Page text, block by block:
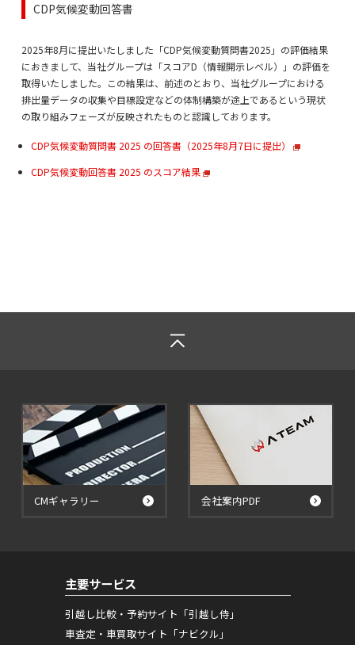
CDP気候変動回答書
2025年8月に提出いたしました「CDP気候変動質問書2025」の評価結果
におきまして、当社グループは「スコアD（情報開示レベル）」の評価を
取得いたしました。この結果は、前述のとおり、当社グループにおける
排出量データの収集や目標設定などの体制構築が途上であるという現状
の取り組みフェーズが反映されたものと認識しております。
CDP気候変動質問書 2025 の回答書（2025年8月7日に提出）
CDP気候変動回答書 2025 のスコア結果
CMギャラリー 会社案内PDF
主要サービス
引越し比較・予約サイト「引越し侍」
車査定・車買取サイト「ナビクル」